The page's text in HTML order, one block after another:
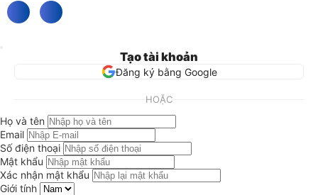
Tạo tài khoản
Đăng ký bằng Google
HOẶC
Họ và tên
Email
Số điện thoại
Mật khẩu
Xác nhận mật khẩu
Giới tính